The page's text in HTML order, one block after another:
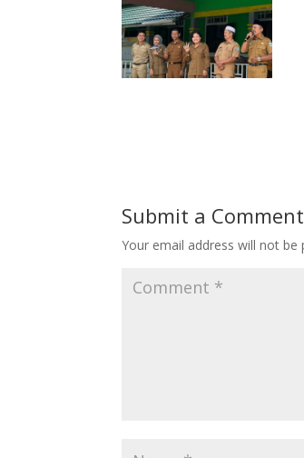
Submit a Comment
Your email address will not be